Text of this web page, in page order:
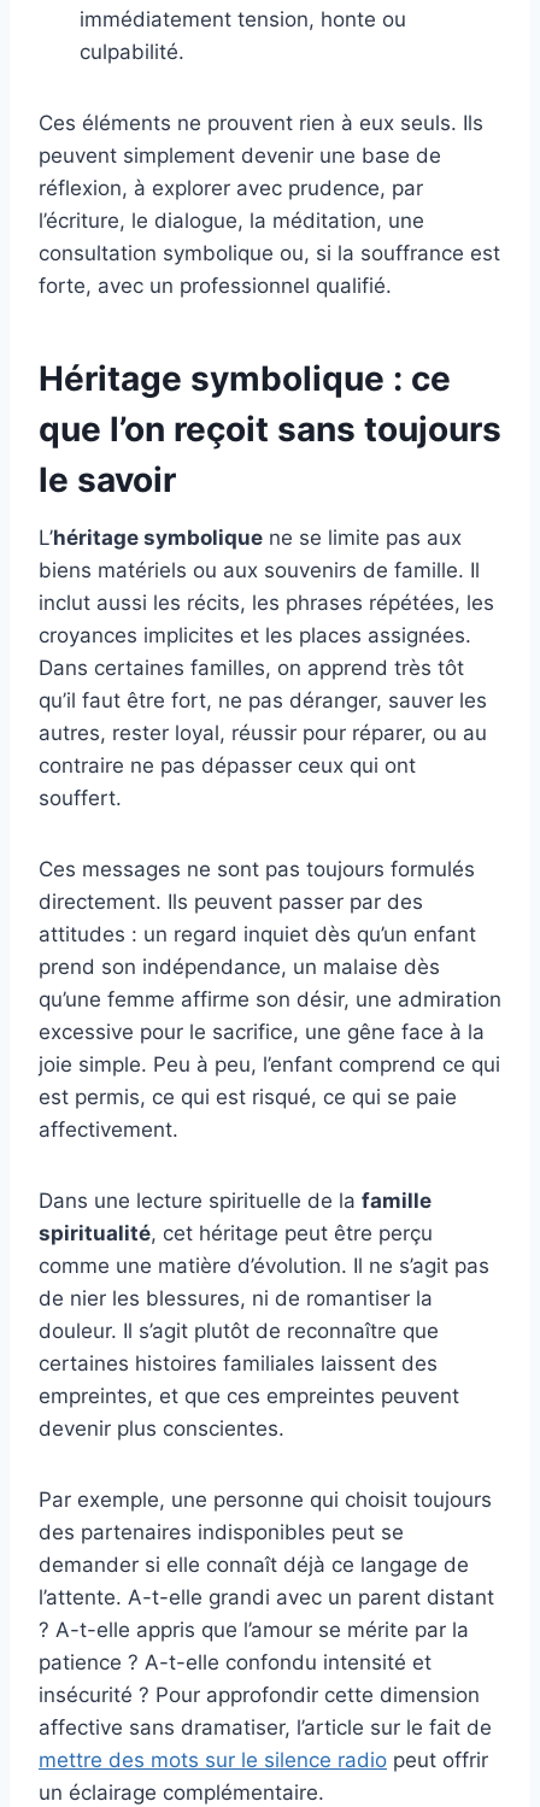
immédiatement tension, honte ou
culpabilité.
Ces éléments ne prouvent rien à eux seuls. Ils
peuvent simplement devenir une base de
réflexion, à explorer avec prudence, par
l’écriture, le dialogue, la méditation, une
consultation symbolique ou, si la souffrance est
forte, avec un professionnel qualifié.
Héritage symbolique : ce
que l’on reçoit sans toujours
le savoir
L’héritage symbolique ne se limite pas aux
biens matériels ou aux souvenirs de famille. Il
inclut aussi les récits, les phrases répétées, les
croyances implicites et les places assignées.
Dans certaines familles, on apprend très tôt
qu’il faut être fort, ne pas déranger, sauver les
autres, rester loyal, réussir pour réparer, ou au
contraire ne pas dépasser ceux qui ont
souffert.
Ces messages ne sont pas toujours formulés
directement. Ils peuvent passer par des
attitudes : un regard inquiet dès qu’un enfant
prend son indépendance, un malaise dès
qu’une femme affirme son désir, une admiration
excessive pour le sacrifice, une gêne face à la
joie simple. Peu à peu, l’enfant comprend ce qui
est permis, ce qui est risqué, ce qui se paie
affectivement.
Dans une lecture spirituelle de la famille
spiritualité, cet héritage peut être perçu
comme une matière d’évolution. Il ne s’agit pas
de nier les blessures, ni de romantiser la
douleur. Il s’agit plutôt de reconnaître que
certaines histoires familiales laissent des
empreintes, et que ces empreintes peuvent
devenir plus conscientes.
Par exemple, une personne qui choisit toujours
des partenaires indisponibles peut se
demander si elle connaît déjà ce langage de
l’attente. A-t-elle grandi avec un parent distant
? A-t-elle appris que l’amour se mérite par la
patience ? A-t-elle confondu intensité et
insécurité ? Pour approfondir cette dimension
affective sans dramatiser, l’article sur le fait de
mettre des mots sur le silence radio peut offrir
un éclairage complémentaire.